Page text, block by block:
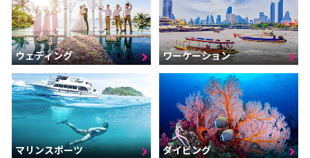
ウェディング ワーケーション
マリンスポーツ ダイビング